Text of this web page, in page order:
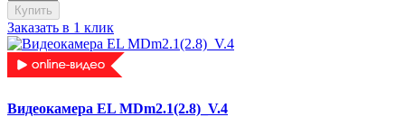
Купить
Заказать в 1 клик
Видеокамера EL MDm2.1(2.8)_V.4